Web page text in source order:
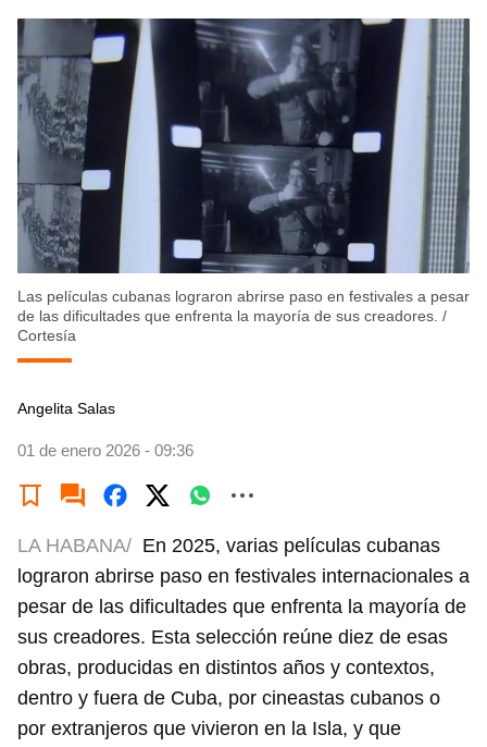
Las películas cubanas lograron abrirse paso en festivales a pesar
de las dificultades que enfrenta la mayoría de sus creadores. /
Cortesía
Angelita Salas
01 de enero 2026 - 09:36
LA HABANA/ En 2025, varias películas cubanas
lograron abrirse paso en festivales internacionales a
pesar de las dificultades que enfrenta la mayoría de
sus creadores. Esta selección reúne diez de esas
obras, producidas en distintos años y contextos,
dentro y fuera de Cuba, por cineastas cubanos o
por extranjeros que vivieron en la Isla, y que